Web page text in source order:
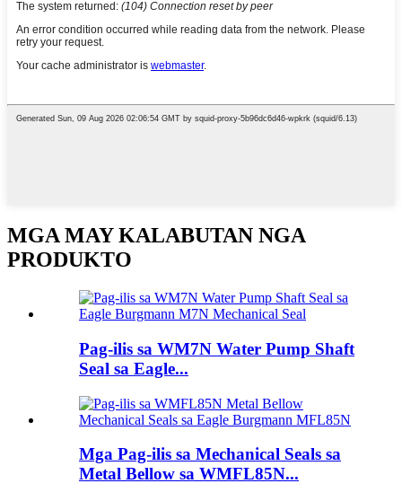
MGA MAY KALABUTAN NGA
PRODUKTO
Pag-ilis sa WM7N Water Pump Shaft
Seal sa Eagle...
Mga Pag-ilis sa Mechanical Seals sa
Metal Bellow sa WMFL85N...